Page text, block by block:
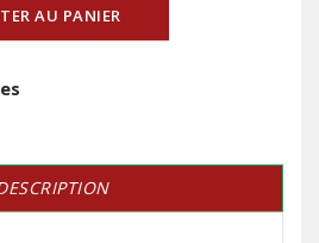
AU PANIER